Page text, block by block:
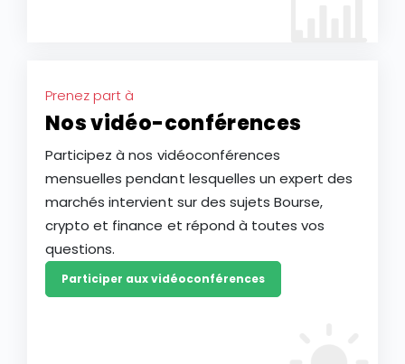
Prenez part à
Nos vidéo-conférences
Participez à nos vidéoconférences
mensuelles pendant lesquelles un expert des
marchés intervient sur des sujets Bourse,
crypto et finance et répond à toutes vos
questions.
Participer aux vidéoconférences